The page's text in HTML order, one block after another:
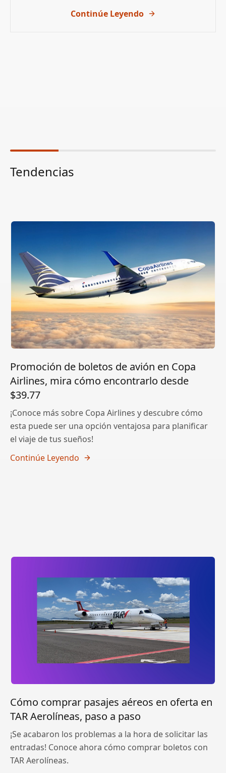
Continúe Leyendo
Tendencias
Promoción de boletos de avión en Copa
Airlines, mira cómo encontrarlo desde
$39.77
¡Conoce más sobre Copa Airlines y descubre cómo
esta puede ser una opción ventajosa para planificar
el viaje de tus sueños!
Continúe Leyendo
Cómo comprar pasajes aéreos en oferta en
TAR Aerolíneas, paso a paso
¡Se acabaron los problemas a la hora de solicitar las
entradas! Conoce ahora cómo comprar boletos con
TAR Aerolíneas.